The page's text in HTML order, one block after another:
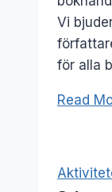
Vi
för alla
Read